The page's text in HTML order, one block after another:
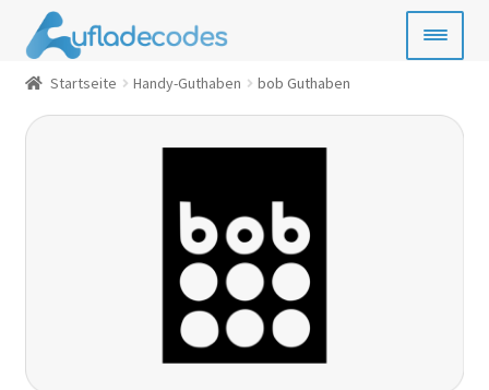
Zur
Navigation
springen
Zum
Inhalt
springen
Handy-Guthaben
SIM- & Kreditkarten
Startseite Handy-Guthaben bob Guthaben